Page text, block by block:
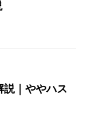
説｜ややハス